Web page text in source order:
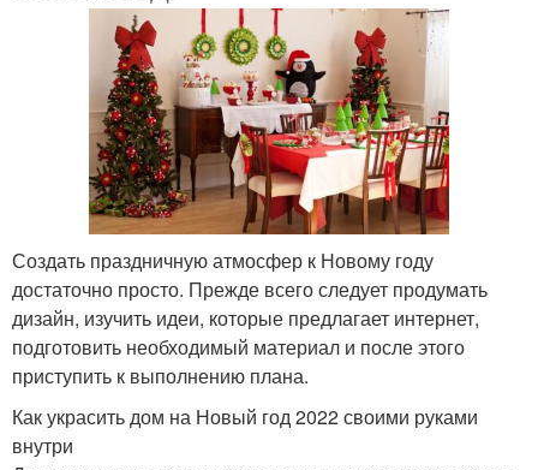
Создать праздничную атмосфер к Новому году
достаточно просто. Прежде всего следует продумать
дизайн, изучить идеи, которые предлагает интернет,
подготовить необходимый материал и после этого
приступить к выполнению плана.
Как украсить дом на Новый год 2022 своими руками
внутри